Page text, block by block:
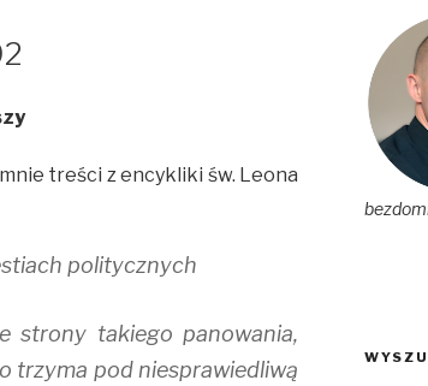
treści z encykliki św. Leona
politycznych
strony takiego panowania,
trzyma pod niesprawiedliwą